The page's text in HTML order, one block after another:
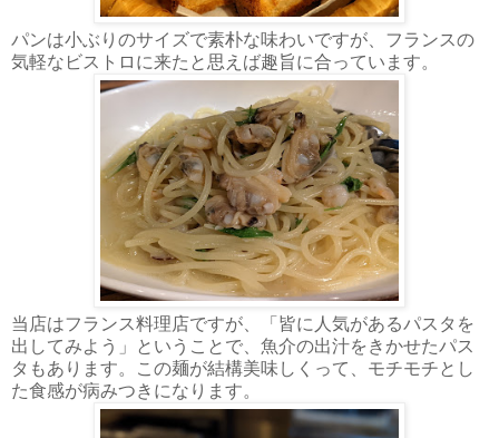
パンは小ぶりのサイズで素朴な味わいですが、フランスの
気軽なビストロに来たと思えば趣旨に合っています。
当店はフランス料理店ですが、「皆に人気があるパスタを
出してみよう」ということで、魚介の出汁をきかせたパス
タもあります。この麺が結構美味しくって、モチモチとし
た食感が病みつきになります。